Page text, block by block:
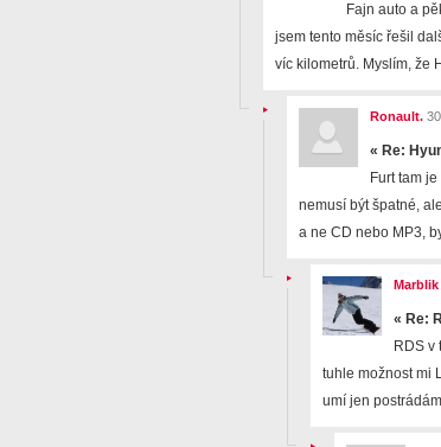
Fajn auto a
jsem tento měsíc řešil
víc kilometrů. Myslím, že
Ronault.
« Re:
Furt tam
nemusí být špatné,
a ne CD nebo MP3,
Marblik
« Re:
RDS v
tuhle možnost mi
umí jen